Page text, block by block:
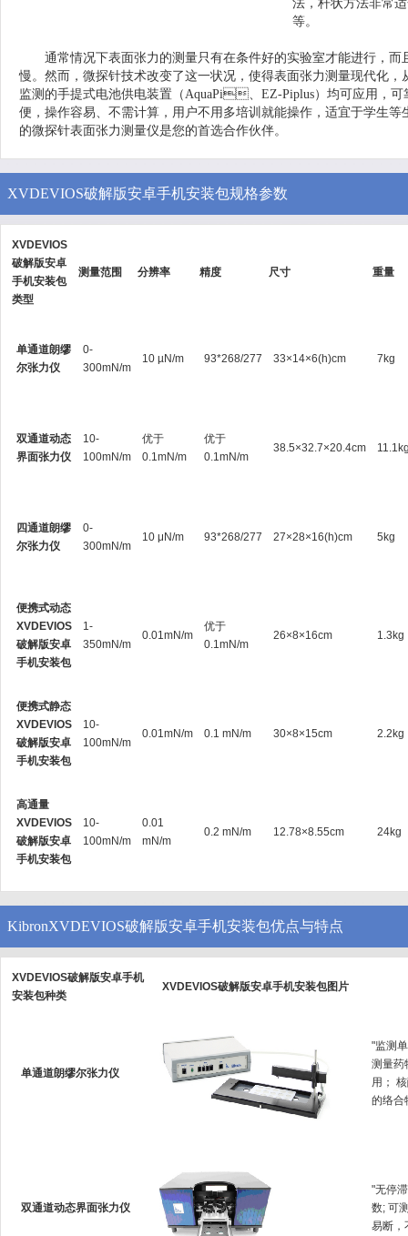
法，杆状方法非常适
等。
通常情况下表面张力的测量只有在条件好的实验室才能进行，而且
慢。然而，微探针技术改变了这一状况，使得表面张力测量现代
监测的手提式电池供电装置（AquaPi、EZ-Piplus）均可应用，可靠性
便，操作容易、不需计算，用户不用多培训就能操作，适宜于学生
的微探针表面张力测量仪是您的首选合作伙伴。
XVDEVIOS破解版安卓手机安装包规格参数
XVDEVIOS
破解版安卓
手机安装包
类型
测量范围 分辨率 精度 尺寸 重量
单通道朗缪
尔张力仪
0-
300mN/m
10 µN/m 93*268/277 33×14×6(h)cm 7kg
双通道动态
界面张力仪
10-
100mN/m
优于
0.1mN/m
优于
0.1mN/m
38.5×32.7×20.4cm
四通道朗缪
尔张力仪
0-
300mN/m
10 μN/m 93*268/277 27×28×16(h)cm 5kg
便携式动态
XVDEVIOS
破解版安卓
手机安装包
1-
350mN/m
0.01mN/m
优于
0.1mN/m
26×8×16cm 1.3kg
便携式静态
XVDEVIOS
破解版安卓
手机安装包
10-
100mN/m
0.01mN/m 0.1 mN/m 30×8×15cm 2.2kg
高通量
XVDEVIOS
破解版安卓
手机安装包
10-
100mN/m
0.01
mN/m
0.2 mN/m 12.78×8.55cm 24kg
KibronXVDEVIOS破解版安卓手机安装包优点与特点
XVDEVIOS破解版安卓手机
安装包种类
XVDEVIOS破解版安卓手机安装包图片
单通道朗缪尔张力仪
"监测单
测量药
用
的络合
双通道动态界面张力仪
"无停
数; 可
易断